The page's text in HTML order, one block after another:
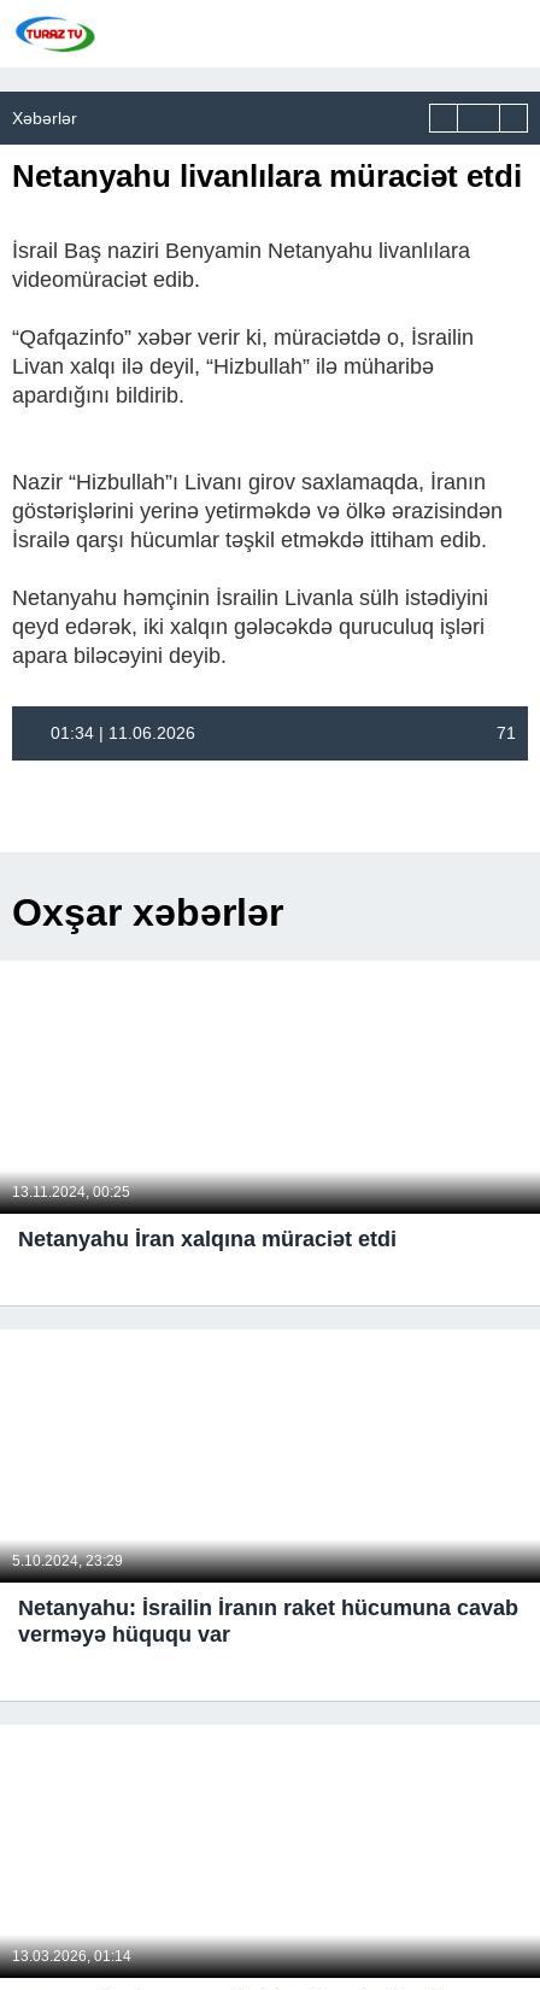
Xəbərlər
Netanyahu livanlılara müraciət etdi
İsrail Baş naziri Benyamin Netanyahu livanlılara
videomüraciət edib.
“Qafqazinfo” xəbər verir ki, müraciətdə o, İsrailin
Livan xalqı ilə deyil, “Hizbullah” ilə müharibə
apardığını bildirib.
Nazir “Hizbullah”ı Livanı girov saxlamaqda, İranın
göstərişlərini yerinə yetirməkdə və ölkə ərazisindən
İsrailə qarşı hücumlar təşkil etməkdə ittiham edib.
Netanyahu həmçinin İsrailin Livanla sülh istədiyini
qeyd edərək, iki xalqın gələcəkdə quruculuq işləri
apara biləcəyini deyib.
01:34 | 11.06.2026 71
Oxşar xəbərlər
13.11.2024, 00:25
Netanyahu İran xalqına müraciət etdi
5.10.2024, 23:29
Netanyahu: İsrailin İranın raket hücumuna cavab
verməyə hüququ var
13.03.2026, 01:14